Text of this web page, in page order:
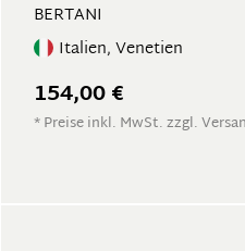
BERTANI
Italien, Venetien
154,00 €
* Preise inkl. MwSt. zzgl.